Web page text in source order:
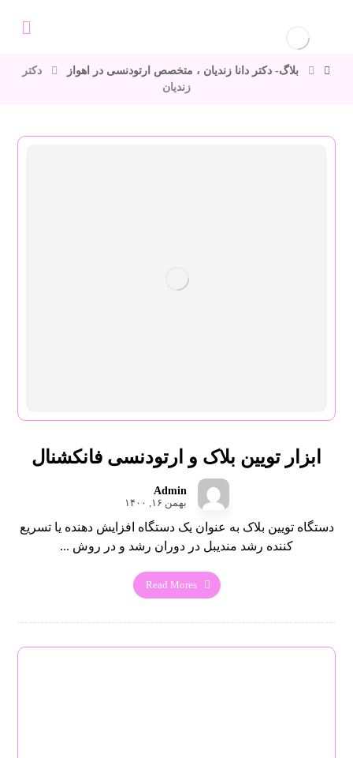
بلاگ- دکتر دانا زندیان ، متخصص ارتودنسی در اهواز
دکتر
زندیان
ابزار تویین بلاک و ارتودنسی فانکشنال
Admin
بهمن ۱۶, ۱۴۰۰
دستگاه تویین بلاک به عنوان یک دستگاه افزایش دهنده یا تسریع
کننده رشد مندیبل در دوران رشد و در روش ...
Read Mores